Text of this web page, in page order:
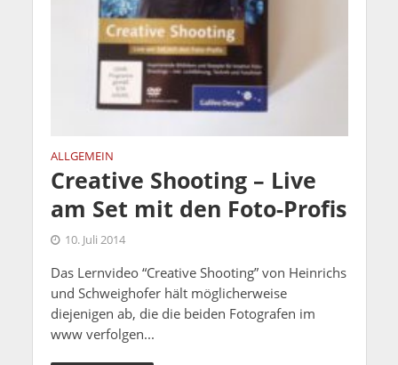
ALLGEMEIN
Creative Shooting – Live
am Set mit den Foto-Profis
10. Juli 2014
Das Lernvideo “Creative Shooting” von Heinrichs
und Schweighofer hält möglicherweise
diejenigen ab, die die beiden Fotografen im
www verfolgen...